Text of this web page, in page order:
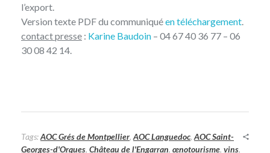
l’export.
Version texte PDF du communiquéen téléchargement
contact presse : Karine Baudoin – 04 67 40 36 77 – 06
30 08 42 14.
Tags:AOC Grés de Montpellier, AOC Languedoc, AOC Saint-
Georges-d'Orques, Château de l'Engarran, œnotourisme, vins,